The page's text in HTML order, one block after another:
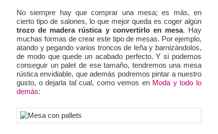
No siempre hay que comprar una mesa; es más, en
cierto tipo de salones, lo que mejor queda es coger algún
trozo de madera rústica y convertirlo en mesa. Hay
muchas formas de crear este tipo de mesas. Por ejemplo,
atando y pegando varios troncos de leña y barnizándolos,
de modo que quede un acabado perfecto. Y si podemos
conseguir un palet de ese tamaño, tendremos una mesa
rústica envidiable, que además podremos pintar a nuestro
gusto, o dejarla tal cual, como vemos en Moda y todo lo
demás: